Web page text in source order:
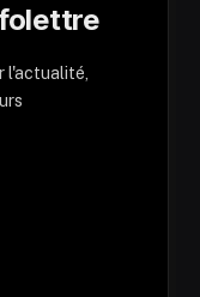
l'actualité,